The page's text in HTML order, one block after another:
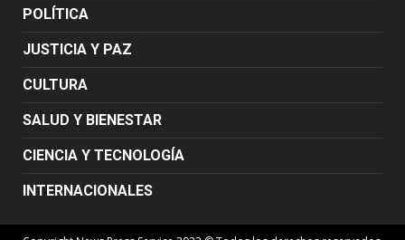
POLÍTICA
JUSTICIA Y PAZ
CULTURA
SALUD Y BIENESTAR
CIENCIA Y TECNOLOGÍA
INTERNACIONALES